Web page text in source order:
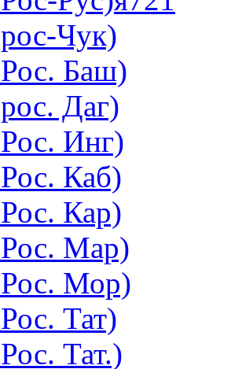
Чук)
Баш)
Даг)
Инг)
Каб)
Кар)
Мар)
Мор)
Тат)
Тат.)